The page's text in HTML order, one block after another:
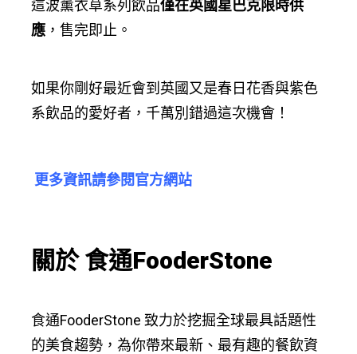
這波薰衣草系列飲品僅在英國星巴克限時供
應 ，售完即止。
如果你剛好最近會到英國又是春日花香與紫色
系飲品的愛好者，千萬別錯過這次機會！
更多資訊請參閱官方網站
關於 食通FooderStone
食通FooderStone 致力於挖掘全球最具話題性
的美食趨勢，為你帶來最新、最有趣的餐飲資